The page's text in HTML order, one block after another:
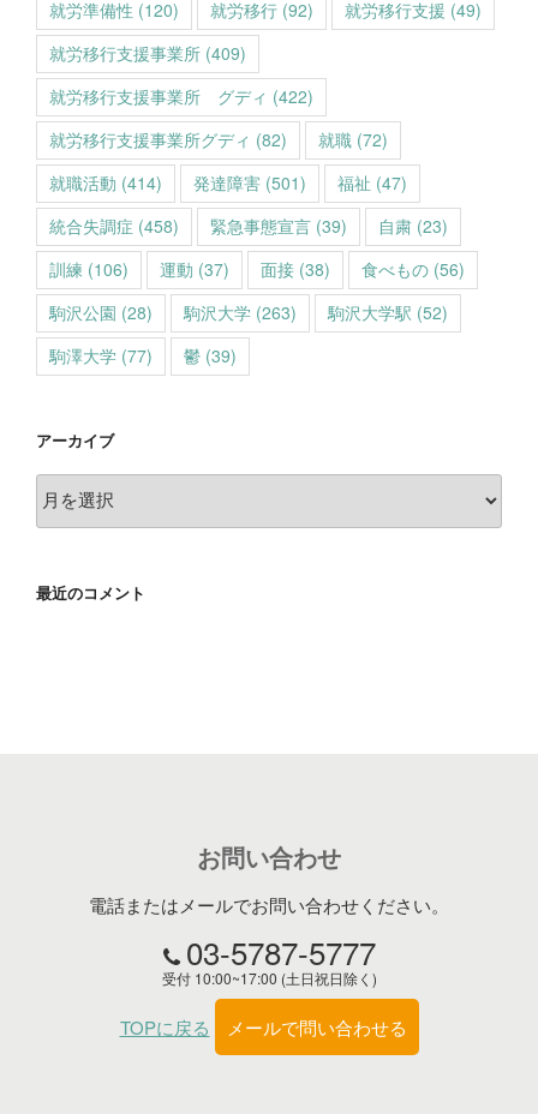
就労準備性 (120) 就労移行 (92) 就労移行支援 (49)
就労移行支援事業所 (409)
就労移行支援事業所 グディ (422)
就労移行支援事業所グディ (82) 就職 (72)
就職活動 (414) 発達障害 (501) 福祉 (47)
統合失調症 (458) 緊急事態宣言 (39) 自粛 (23)
訓練 (106) 運動 (37) 面接 (38) 食べもの (56)
駒沢公園 (28) 駒沢大学 (263) 駒沢大学駅 (52)
駒澤大学 (77) 鬱 (39)
アーカイブ
ア
ー
イ
最近のコメント
お問い合わせ
電話またはメールでお問い合わせください。
03-5787-5777
受付 10:00~17:00 (土日祝日除く)
TOPに戻る メールで問い合わせる